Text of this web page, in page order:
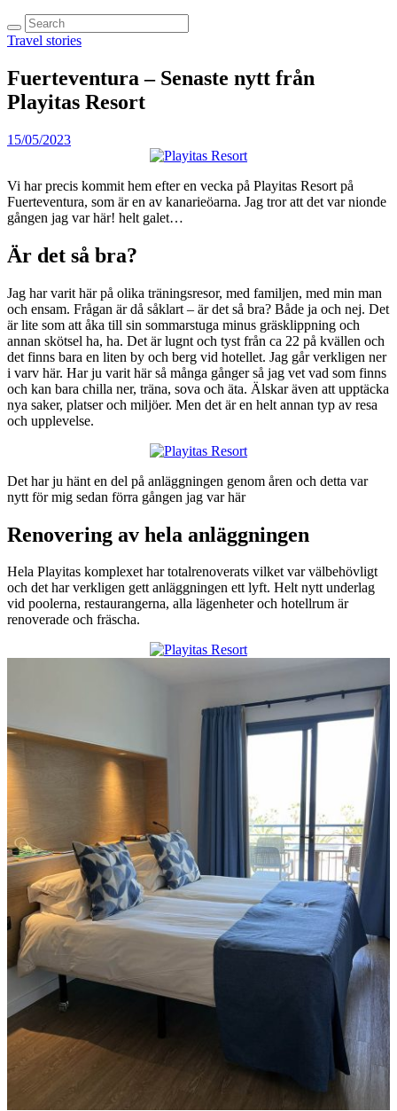
Travel stories
Fuerteventura – Senaste nytt från
Playitas Resort
15/05/2023
Vi har precis kommit hem efter en vecka på Playitas Resort på
Fuerteventura, som är en av kanarieöarna. Jag tror att det var nionde
gången jag var här! helt galet…
Är det så bra?
Jag har varit här på olika träningsresor, med familjen, med min man
och ensam. Frågan är då såklart – är det så bra? Både ja och nej. Det
är lite som att åka till sin sommarstuga minus gräsklippning och
annan skötsel ha, ha. Det är lugnt och tyst från ca 22 på kvällen och
det finns bara en liten by och berg vid hotellet. Jag går verkligen ner
i varv här. Har ju varit här så många gånger så jag vet vad som finns
och kan bara chilla ner, träna, sova och äta. Älskar även att upptäcka
nya saker, platser och miljöer. Men det är en helt annan typ av resa
och upplevelse.
Det har ju hänt en del på anläggningen genom åren och detta var
nytt för mig sedan förra gången jag var här
Renovering av hela anläggningen
Hela Playitas komplexet har totalrenoverats vilket var välbehövligt
och det har verkligen gett anläggningen ett lyft. Helt nytt underlag
vid poolerna, restaurangerna, alla lägenheter och hotellrum är
renoverade och fräscha.